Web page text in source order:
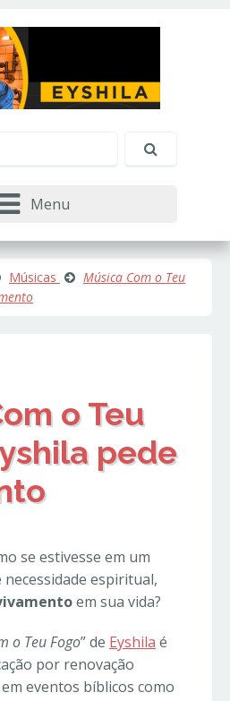
Menu
Músicas
Música Com o Teu
o Teu
pede
se estivesse em um
espiritual,
em sua vida?
o Teu Fogo” de Eyshila é
por renovação
eventos bíblicos como
você usa nosso
produtos e
de
de terceiros. Leia
Privacidade.